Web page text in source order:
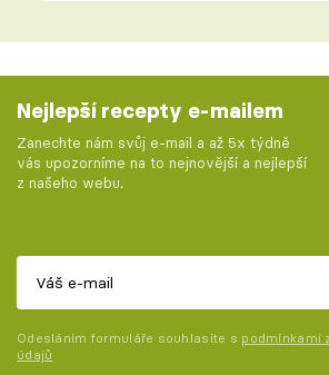
Nejlepší recepty e-mailem
Zanechte nám svůj e-mail a až 5x týdně
vás upozorníme na to nejnovější a nejlepší
z našeho webu.
Odesláním formuláře souhlasíte s podmínkami
údajů